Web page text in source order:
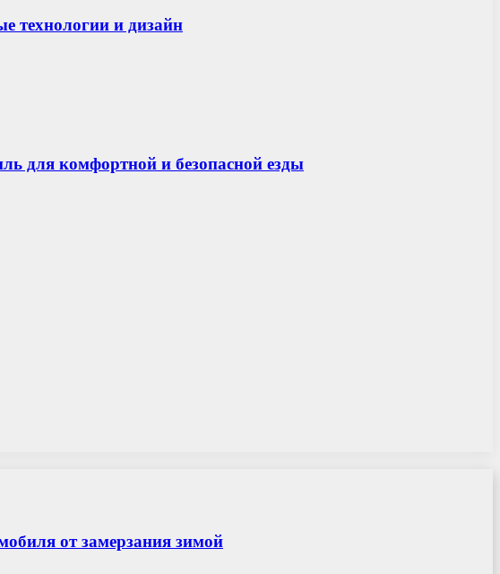
технологии и дизайн
для комфортной и безопасной езды
от замерзания зимой